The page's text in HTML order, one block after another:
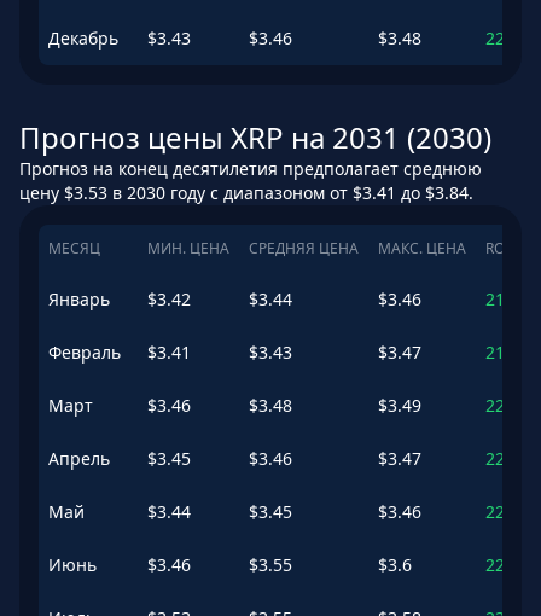
Декабрь $3.43 $3.46 $3.48 221.64
Прогноз цены XRP на 2031 (2030)
Прогноз на конец десятилетия предполагает среднюю
цену $3.53 в 2030 году с диапазоном от $3.41 до $3.84.
МЕСЯЦ МИН. ЦЕНА СРЕДНЯЯ ЦЕНА МАКС. ЦЕНА ROI
Январь $3.42 $3.44 $3.46 219.64
Февраль $3.41 $3.43 $3.47 219.06
Март $3.46 $3.48 $3.49 223.17
Апрель $3.45 $3.46 $3.47 221.61
Май $3.44 $3.45 $3.46 220.52
Июнь $3.46 $3.55 $3.6 229.85